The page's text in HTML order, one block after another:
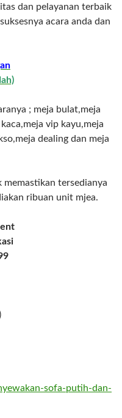
dan pelayanan terbaik
acara anda dan
; meja bulat,meja
vip kayu,meja
dealing dan meja
memastikan tersedianya
ribuan unit mjea.
sofa-putih-dan-